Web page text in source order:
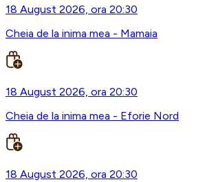
18 August 2026, ora 20:30
Cheia de la inima mea - Mamaia
18 August 2026, ora 20:30
Cheia de la inima mea - Eforie Nord
18 August 2026, ora 20:30